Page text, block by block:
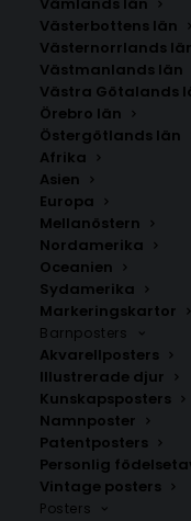
Västerbottens län
Västernorrlands
Västmanlands län
Västra Götalands
Örebro län
Östergötlands län
Afrika
Asien
Europa
Mellanöstern
Nordamerika
Oceanien
Sydamerika
Markeringskartor
Barnposters
Akvarellposters
Illustrerade djur
Kunskapsposters
Namnposter
Patentposters
Personlig
Vintage posters
Posters
Los
Storlek
350.00kr
Handritad karta
Välj mellan fyra
30×40 cm och
Gävleborgs län,